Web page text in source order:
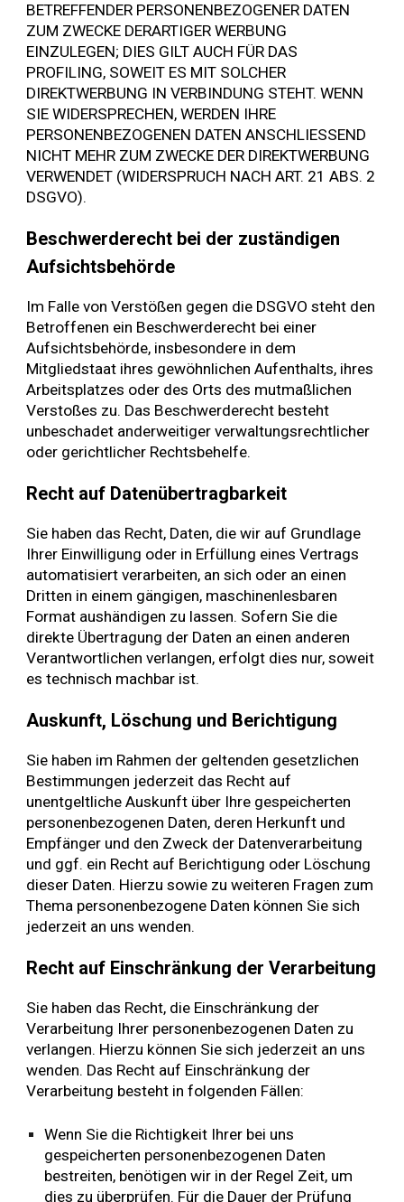
BETREFFENDER PERSONENBEZOGENER DATEN
ZUM ZWECKE DERARTIGER WERBUNG
EINZULEGEN; DIES GILT AUCH FÜR DAS
PROFILING, SOWEIT ES MIT SOLCHER
DIREKTWERBUNG IN VERBINDUNG STEHT. WENN
SIE WIDERSPRECHEN, WERDEN IHRE
PERSONENBEZOGENEN DATEN ANSCHLIESSEND
NICHT MEHR ZUM ZWECKE DER DIREKTWERBUNG
VERWENDET (WIDERSPRUCH NACH ART. 21 ABS. 2
DSGVO).
Beschwerde­recht bei der zuständigen
Aufsichts­behörde
Im Falle von Verstößen gegen die DSGVO steht den
Betroffenen ein Beschwerderecht bei einer
Aufsichtsbehörde, insbesondere in dem
Mitgliedstaat ihres gewöhnlichen Aufenthalts, ihres
Arbeitsplatzes oder des Orts des mutmaßlichen
Verstoßes zu. Das Beschwerderecht besteht
unbeschadet anderweitiger verwaltungsrechtlicher
oder gerichtlicher Rechtsbehelfe.
Recht auf Daten­übertrag­barkeit
Sie haben das Recht, Daten, die wir auf Grundlage
Ihrer Einwilligung oder in Erfüllung eines Vertrags
automatisiert verarbeiten, an sich oder an einen
Dritten in einem gängigen, maschinenlesbaren
Format aushändigen zu lassen. Sofern Sie die
direkte Übertragung der Daten an einen anderen
Verantwortlichen verlangen, erfolgt dies nur, soweit
es technisch machbar ist.
Auskunft, Löschung und Berichtigung
Sie haben im Rahmen der geltenden gesetzlichen
Bestimmungen jederzeit das Recht auf
unentgeltliche Auskunft über Ihre gespeicherten
personenbezogenen Daten, deren Herkunft und
Empfänger und den Zweck der Datenverarbeitung
und ggf. ein Recht auf Berichtigung oder Löschung
dieser Daten. Hierzu sowie zu weiteren Fragen zum
Thema personenbezogene Daten können Sie sich
jederzeit an uns wenden.
Recht auf Einschränkung der Verarbeitung
Sie haben das Recht, die Einschränkung der
Verarbeitung Ihrer personenbezogenen Daten zu
verlangen. Hierzu können Sie sich jederzeit an uns
wenden. Das Recht auf Einschränkung der
Verarbeitung besteht in folgenden Fällen:
Wenn Sie die Richtigkeit Ihrer bei uns
gespeicherten personenbezogenen Daten
bestreiten, benötigen wir in der Regel Zeit, um
dies zu überprüfen. Für die Dauer der Prüfung